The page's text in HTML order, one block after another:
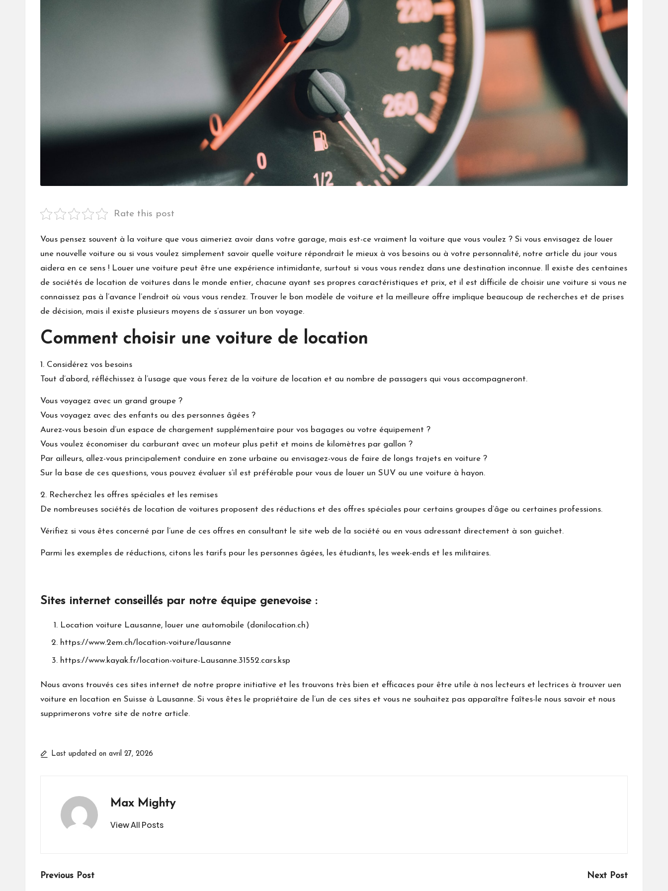
Rate this post
Vous pensez souvent à la voiture que vous aimeriez avoir dans votre garage, mais est-ce vraiment la voiture que vous voulez ? Si vous envisagez de louer
une nouvelle voiture ou si vous voulez simplement savoir quelle voiture répondrait le mieux à vos besoins ou à votre personnalité, notre article du jour vous
aidera en ce sens ! Louer une voiture peut être une expérience intimidante, surtout si vous vous rendez dans une destination inconnue. Il existe des centaines
de sociétés de location de voitures dans le monde entier, chacune ayant ses propres caractéristiques et prix, et il est difficile de choisir une voiture si vous ne
connaissez pas à l’avance l’endroit où vous vous rendez. Trouver le bon modèle de voiture et la meilleure offre implique beaucoup de recherches et de prises
de décision, mais il existe plusieurs moyens de s’assurer un bon voyage.
Comment choisir une voiture de location
1. Considérez vos besoins
Tout d’abord, réfléchissez à l’usage que vous ferez de la voiture de location et au nombre de passagers qui vous accompagneront.
Vous voyagez avec un grand groupe ?
Vous voyagez avec des enfants ou des personnes âgées ?
Aurez-vous besoin d’un espace de chargement supplémentaire pour vos bagages ou votre équipement ?
Vous voulez économiser du carburant avec un moteur plus petit et moins de kilomètres par gallon ?
Par ailleurs, allez-vous principalement conduire en zone urbaine ou envisagez-vous de faire de longs trajets en voiture ?
Sur la base de ces questions, vous pouvez évaluer s’il est préférable pour vous de louer un SUV ou une voiture à hayon.
2. Recherchez les offres spéciales et les remises
De nombreuses sociétés de location de voitures proposent des réductions et des offres spéciales pour certains groupes d’âge ou certaines professions.
Vérifiez si vous êtes concerné par l’une de ces offres en consultant le site web de la société ou en vous adressant directement à son guichet.
Parmi les exemples de réductions, citons les tarifs pour les personnes âgées, les étudiants, les week-ends et les militaires.
Sites internet conseillés par notre équipe genevoise :
Location voiture Lausanne, louer une automobile (donilocation.ch)
https://www.2em.ch/location-voiture/lausanne
https://www.kayak.fr/location-voiture-Lausanne.31552.cars.ksp
Nous avons trouvés ces sites internet de notre propre initiative et les trouvons très bien et efficaces pour être utile à nos lecteurs et lectrices à trouver uen
voiture en location en Suisse à Lausanne. Si vous êtes le propriétaire de l’un de ces sites et vous ne souhaitez pas apparaître faîtes-le nous savoir et nous
supprimerons votre site de notre article.
Last updated on avril 27, 2026
Max Mighty
View All Posts
Post
Previous Post Next Post